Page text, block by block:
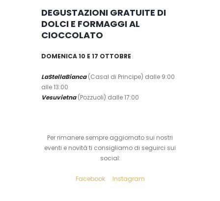
DEGUSTAZIONI GRATUITE DI
DOLCI E FORMAGGI AL
CIOCCOLATO
DOMENICA 10 E 17 OTTOBRE
LaStellaBianca (Casal di Principe) dalle 9:00
alle 13:00
Vesuvietna (Pozzuoli) dalle 17:00
Per rimanere sempre aggiornato sui nostri
eventi e novità ti consigliamo di seguirci sui
social:
Facebook Instagram